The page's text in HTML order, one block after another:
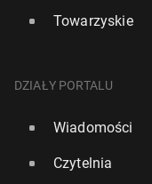
Towarzyskie
DZIAŁY PORTALU
Wiadomości
Czytelnia